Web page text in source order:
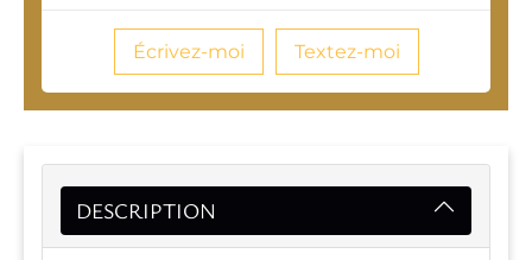
Écrivez-moi Textez-moi
DESCRIPTION